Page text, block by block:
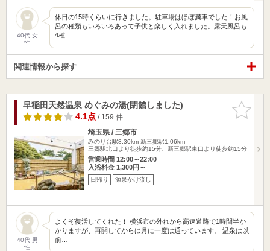
40代 女
性
休日の15時くらいに行きました。駐車場はほぼ満車でした！お風
呂の種類もいろいろあって子供と楽しく入れました。露天風呂も
4種…
関連情報から探す
お気に入
りに追加
早稲田天然温泉 めぐみの湯(閉館しました)
4.1点/ 159 件
埼玉県 / 三郷市
みのり台駅8.30km 新三郷駅1.06km
三郷駅北口より徒歩約15分、新三郷駅東口より徒歩約15分
営業時間 12:00～22:00
入浴料金 1,300円～
日帰り 源泉かけ流し
40代 男
性
よくぞ復活してくれた！ 横浜市の外れから高速道路で1時間半か
かりますが、再開してからは月に一度は通っています。 温泉は以
前…